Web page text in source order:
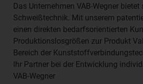
Das Unternehmen VAB-Wegner
Schweißtechnik. Mit unserem
einen direkten bedarfsorientierten
Produktionslosgrößen zur Produkt
Bereich der
Ihr Partner bei der Entwicklung
VAB-Wegner